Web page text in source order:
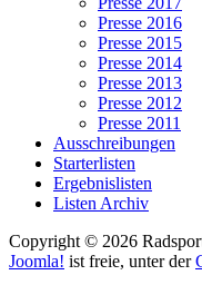
Presse 2016
Presse 2015
Presse 2014
Presse 2013
Presse 2012
Presse 2011
Ausschreibungen
Starterlisten
Ergebnislisten
Listen Archiv
Copyright © 2026
Joomla! ist freie, unter der